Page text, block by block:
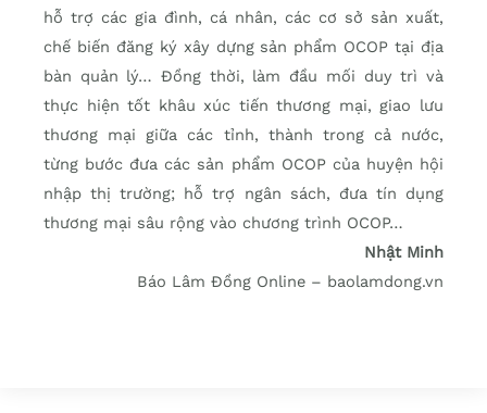
hỗ trợ các gia đình, cá nhân, các cơ sở sản xuất,
chế biến đăng ký xây dựng sản phẩm OCOP tại địa
bàn quản lý… Đồng thời, làm đầu mối duy trì và
thực hiện tốt khâu xúc tiến thương mại, giao lưu
thương mại giữa các tỉnh, thành trong cả nước,
từng bước đưa các sản phẩm OCOP của huyện hội
nhập thị trường; hỗ trợ ngân sách, đưa tín dụng
thương mại sâu rộng vào chương trình OCOP…
Nhật Minh
Báo Lâm Đồng Online – baolamdong.vn